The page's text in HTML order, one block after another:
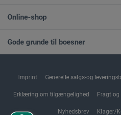
Online-shop
Gode grunde til boesner
Imprint Generelle salgs-og
Erklæring om tilgængelighed Fragt og
Nyhedsbrev Klager/